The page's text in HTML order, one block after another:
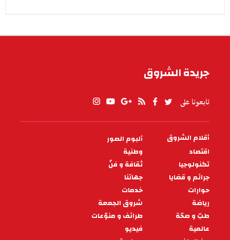
جريدة الشروق
تابعونا على
PIED
DE
PAGE
أقلام الشروق
ألبوم الصور
اقتصاد
وطنية
تكنولوجيا
ثقافة و فنّ
جرائم و قضايا
جهاتنا
حوارات
خدمات
رياضة
شروق الجمعة
طبّ و صحّة
طرائف و منوّعات
عالمية
فيديو